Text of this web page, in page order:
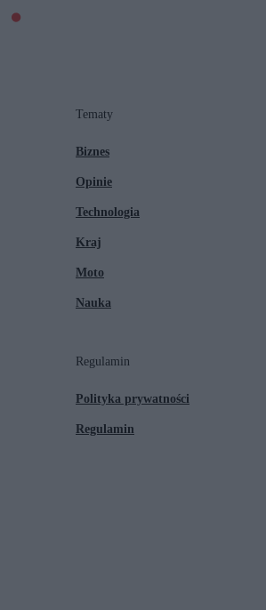
Tematy
Biznes
Opinie
Technologia
Kraj
Moto
Nauka
Regulamin
Polityka prywatności
Regulamin